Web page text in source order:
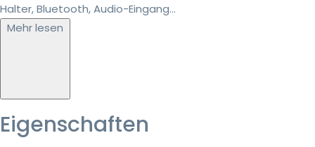
Halter, Bluetooth, Audio-Eingang...
Mehr lesen
Eigenschaften